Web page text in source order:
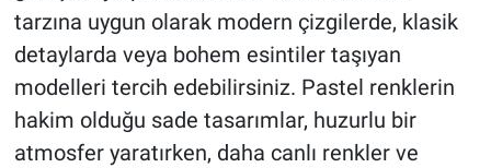
tarzına uygun olarak modern çizgilerde, klasik
detaylarda veya bohem esintiler taşıyan
modelleri tercih edebilirsiniz. Pastel renklerin
hakim olduğu sade tasarımlar, huzurlu bir
atmosfer yaratırken, daha canlı renkler ve